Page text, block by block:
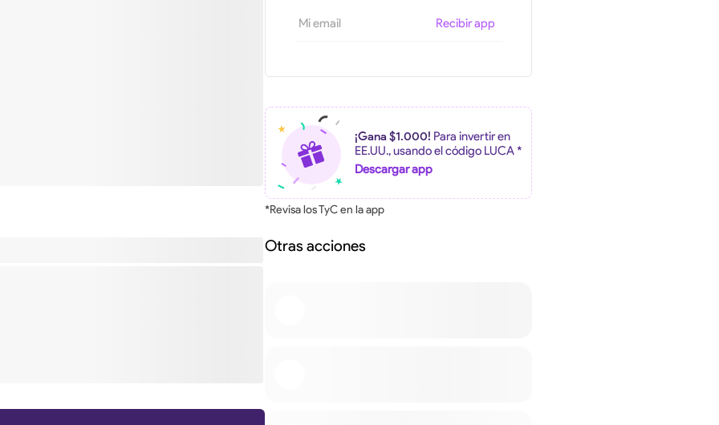
Mi email Recibir app
¡Gana $1.000! Para invertir en
EE.UU., usando el código LUCA *
Descargar app
*Revisa los TyC en la app
Otras acciones